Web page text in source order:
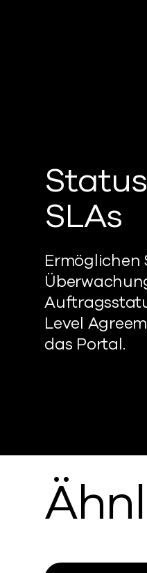
SLAs
Ermöglichen
Level
das Portal.